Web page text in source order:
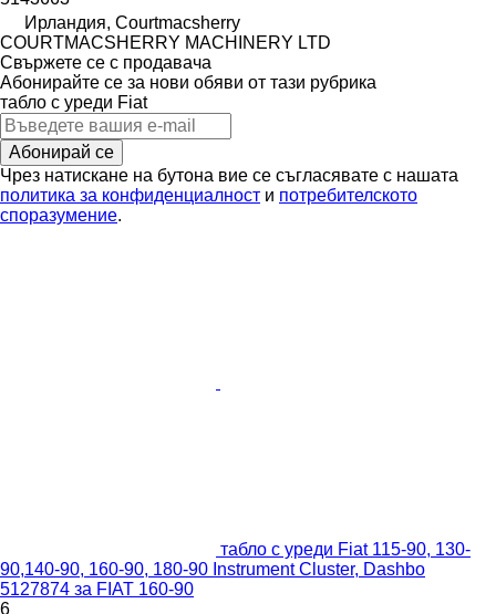
Ирландия, Courtmacsherry
COURTMACSHERRY MACHINERY LTD
Свържете се с продавача
Абонирайте се за нови обяви от тази рубрика
табло с уреди Fiat
Абонирай се
Чрез натискане на бутона вие се съгласявате с нашата
политика за конфиденциалност и потребителското
споразумение.
табло с уреди Fiat 115-90, 130-
90,140-90, 160-90, 180-90 Instrument Cluster, Dashbo
5127874 за FIAT 160-90
6